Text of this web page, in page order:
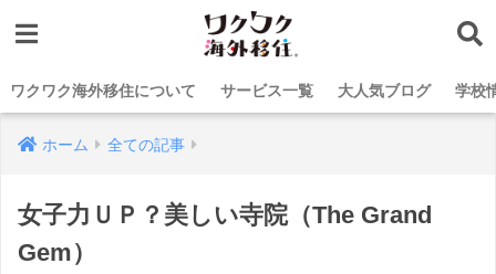
ワクワク海外移住について サービス一覧 大人気ブログ 学校
ホーム 全ての記事
女子力ＵＰ？美しい寺院（The Grand
Gem）